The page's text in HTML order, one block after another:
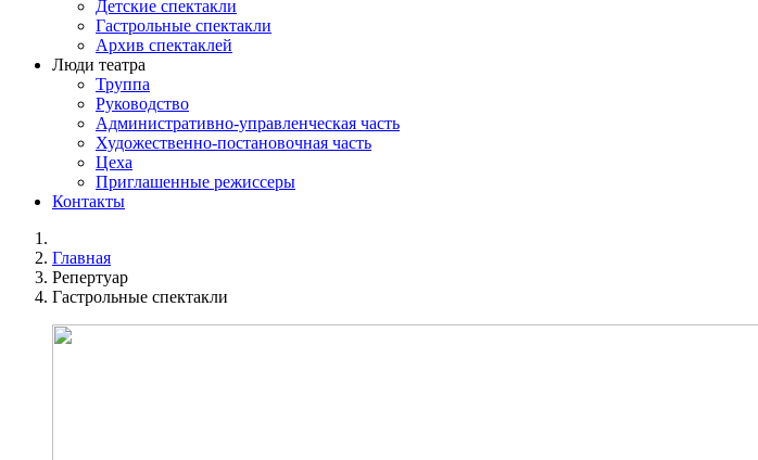
Детские спектакли
Гастрольные спектакли
Архив спектаклей
Люди театра
Труппа
Руководство
Административно-управленческая часть
Художественно-постановочная часть
Цеха
Приглашенные режиссеры
Контакты
Главная
Репертуар
Гастрольные спектакли